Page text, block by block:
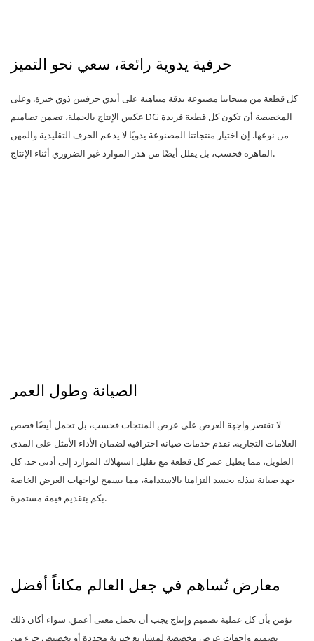
حرفية يدوية رائعة، سعي نحو التميز
كل قطعة من منتجاتنا مصنوعة بدقة متناهية على أيدي حرفيين ذوي خبرة. وعلى
عكس الإنتاج بالجملة، تضمن تصاميم DG المخصصة أن تكون كل قطعة فريدة
من نوعها. إن اختيار منتجاتنا المصنوعة يدويًا لا يدعم الحرف التقليدية والمهن
الماهرة فحسب، بل يقلل أيضًا من هدر الموارد غير الضروري أثناء الإنتاج.
الصيانة وطول العمر
لا تقتصر واجهة العرض على عرض المنتجات فحسب، بل تحمل أيضًا قصص
العلامات التجارية. نقدم خدمات صيانة احترافية لضمان الأداء الأمثل على المدى
الطويل، مما يطيل عمر كل قطعة مع تقليل استهلاك الموارد إلى أدنى حد. كل
جهد صيانة نبذله يجسد التزامنا بالاستدامة، مما يسمح لواجهات العرض الخاصة
بكم بتقديم قيمة مستمرة.
معارض تُساهم في جعل العالم مكاناً أفضل
نؤمن بأن كل عملية تصميم وإنتاج يجب أن تحمل معنى أعمق. سواء أكان ذلك
تصميم واجهات عرض مخصصة لمشاريع خيرية محددة أو تخصيص جزء من